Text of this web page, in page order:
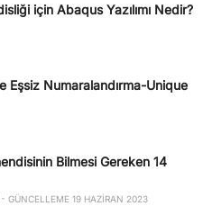
için Abaqus Yazılımı Nedir?
Eşsiz Numaralandırma-Unique
Bilmesi Gereken 14
GÜNCELLEME 19 HAZIRAN 2023